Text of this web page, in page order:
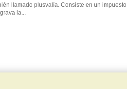
llamado plusvalía. Consiste en un impuesto
la...